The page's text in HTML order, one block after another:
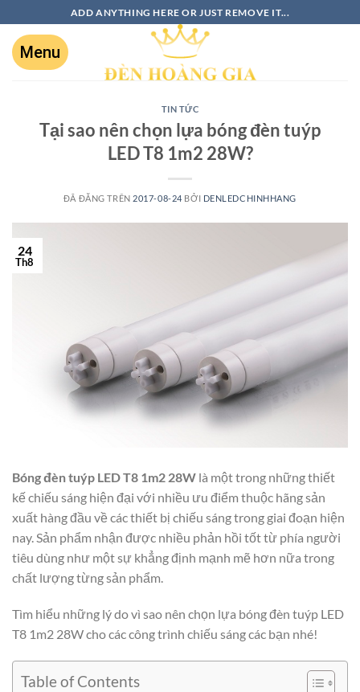
ADD ANYTHING HERE OR JUST REMOVE IT...
TIN TỨC
Tại sao nên chọn lựa bóng đèn tuýp
LED T8 1m2 28W?
ĐÃ ĐĂNG TRÊN 2017-08-24 BỞI DENLEDCHINHHANG
24
Th8
Bóng đèn tuýp LED T8 1m2 28W là một trong những thiết
kế chiếu sáng hiện đại với nhiều ưu điểm thuộc hãng sản
xuất hàng đầu về các thiết bị chiếu sáng trong giai đoạn hiện
nay. Sản phẩm nhận được nhiều phản hồi tốt từ phía người
tiêu dùng như một sự khẳng định mạnh mẽ hơn nữa trong
chất lượng từng sản phẩm.
Tìm hiểu những lý do vì sao nên chọn lựa bóng đèn tuýp LED
T8 1m2 28W cho các công trình chiếu sáng các bạn nhé!
Table of Contents